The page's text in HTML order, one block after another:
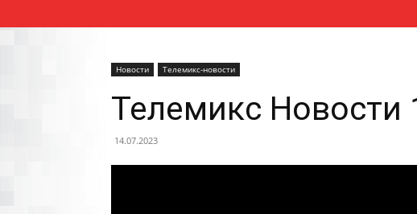
Новости Телемикс-новости
Телемикс Новости
14.07.2023